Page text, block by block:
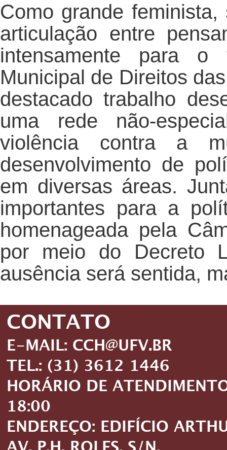
Como grande
articulação entre
intensamente para o
Municipal de Direitos
destacado trabalho
uma rede não-
violência contra a
desenvolvimento de
em diversas áreas.
importantes para a
homenageada pela
por meio do Decreto
ausência será sentida,
CONTATO
E-MAIL: CCH@UFV.BR
TEL.: (31) 3612 1446
HORÁRIO DE
18:00
ENDEREÇO: EDIFÍCIO